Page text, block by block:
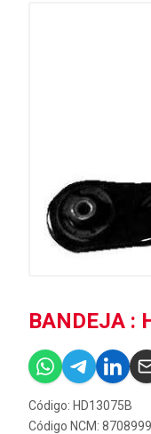
BANDEJA :
Código: HD13075B
Código NCM: